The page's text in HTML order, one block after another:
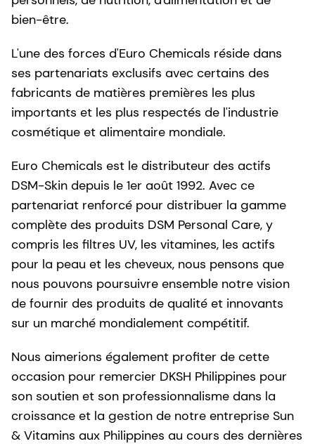
bien-être.
L'une des forces d'Euro Chemicals réside dans
ses partenariats exclusifs avec certains des
fabricants de matières premières les plus
importants et les plus respectés de l'industrie
cosmétique et alimentaire mondiale.
Euro Chemicals est le distributeur des actifs
DSM-Skin depuis le 1er août 1992. Avec ce
partenariat renforcé pour distribuer la gamme
complète des produits DSM Personal Care, y
compris les filtres UV, les vitamines, les actifs
pour la peau et les cheveux, nous pensons que
nous pouvons poursuivre ensemble notre vision
de fournir des produits de qualité et innovants
sur un marché mondialement compétitif.
Nous aimerions également profiter de cette
occasion pour remercier DKSH Philippines pour
son soutien et son professionnalisme dans la
croissance et la gestion de notre entreprise Sun
& Vitamins aux Philippines au cours des dernières